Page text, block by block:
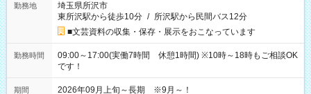
勤務地
埼玉県所沢市
東所沢駅から徒歩10分 / 所沢駅から民間バス12分
■文芸資料の収集・保存・展示をおこなっています
勤務時間
09:00～17:00(実働7時間 休憩1時間) ※10時～18時もご相談OK
です！
期間 2026年09月上旬～長期 ※9月～！